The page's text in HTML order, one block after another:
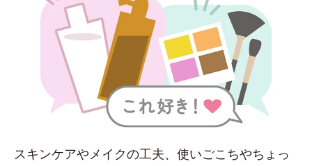
スキンケアやメイクの工夫、使いごこちやちょっ